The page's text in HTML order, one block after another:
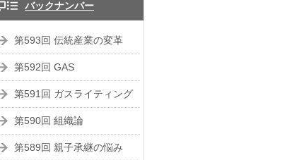
バックナンバー
第593回 伝統産業の変革
第592回 GAS
第591回 ガスライティング
第590回 組織論
第589回 親子承継の悩み